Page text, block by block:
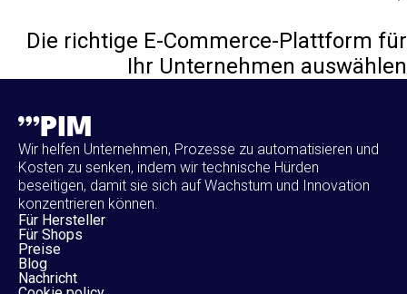
Die richtige E-Commerce-Plattform für
Ihr Unternehmen auswählen
Wir helfen Unternehmen, Prozesse zu automatisieren und
Kosten zu senken, indem wir technische Hürden
beseitigen, damit sie sich auf Wachstum und Innovation
konzentrieren können.
Für Hersteller
Für Shops
Preise
Blog
Nachricht